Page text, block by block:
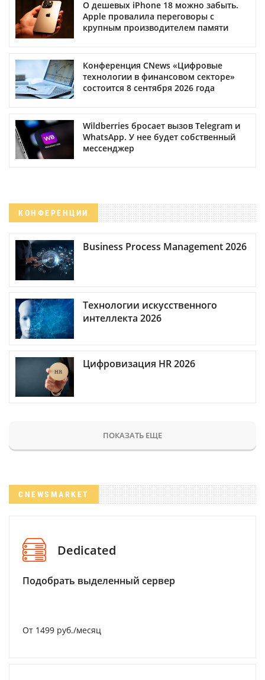
О дешевых iPhone 18 можно забыть.
Apple провалила переговоры с
крупным производителем памяти
Конференция CNews «Цифровые
технологии в финансовом секторе»
состоится 8 сентября 2026 года
Wildberries бросает вызов Telegram и
WhatsApp. У нее будет собственный
мессенджер
КОНФЕРЕНЦИИ
Business Process Management 2026
Технологии искусственного
интеллекта 2026
Цифровизация HR 2026
ПОКАЗАТЬ ЕЩЕ
CNEWSMARKET
Dedicated
Подобрать выделенный сервер
От 1499 руб./месяц